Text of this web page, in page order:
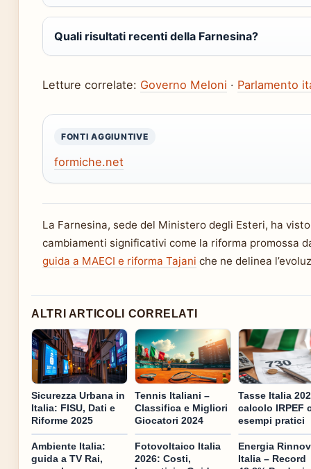
Quali risultati recenti della Farnesina?
Letture correlate: Governo Meloni · Parlamento
FONTI AGGIUNTIVE
formiche.net
La Farnesina, sede del Ministero degli Esteri, ha
cambiamenti significativi come la riforma promossa
guida a MAECI e riforma Tajani che ne delinea
ALTRI ARTICOLI CORRELATI
Sicurezza Urbana in
Italia: FISU, Dati e
Riforme 2025
Tennis Italiani –
Classifica e Migliori
Giocatori 2024
Tasse Italia
calcolo IRPEF
esempi pratici
Ambiente Italia:
guida a TV Rai,
Fotovoltaico Italia
2026: Costi,
Energia
Italia – Record